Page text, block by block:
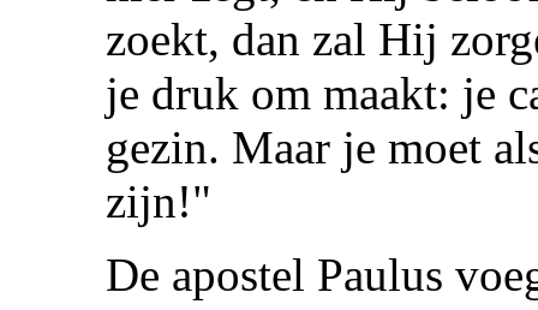
zoekt, dan zal Hij
je druk om maakt: je
gezin. Maar je moet
zijn!"
De apostel Paulus